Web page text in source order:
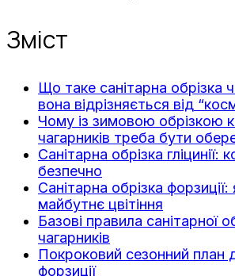
Зміст
Що таке санітарна обрізка
вона відрізняється від
Чому із зимовою обрізкою
чагарників треба бути
Санітарна обрізка гліцинії:
безпечно
Санітарна обрізка
майбутнє цвітіння
Базові правила санітарної
чагарників
Покроковий сезонний план
форзиції